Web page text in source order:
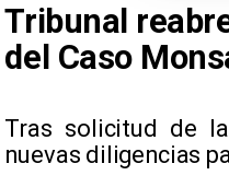
Tribunal
del Caso
Tras solicitud de
nuevas diligencias